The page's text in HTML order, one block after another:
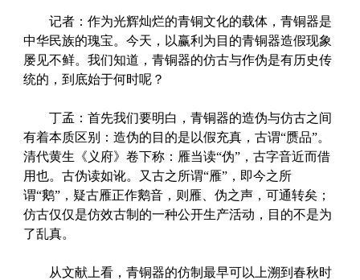
记者：作为光辉灿烂的青铜文化的载体，青铜器是
中华民族的瑰宝。今天，以赢利为目的青铜器造假现象
屡见不鲜。我们知道，青铜器的仿古与作伪是有历史传
统的，到底始于何时呢？
丁孟：首先我们要明白，青铜器的造伪与仿古之间
有着本质区别：造伪的目的是以假充真，古谓“赝品”。
清代黄生《义府》卷下称：雁当读“伪”，古字音近而借
用也。古伪读如讹。又古之所谓“雁”，即今之所
谓“鹅”，疑古雁正作鹅音，则雁、伪之声，可通转矣；
仿古仅仅是仿效古制的一种公开生产活动，目的不是为
了乱真。
从文献上看，青铜器的仿制最早可以上溯到春秋时